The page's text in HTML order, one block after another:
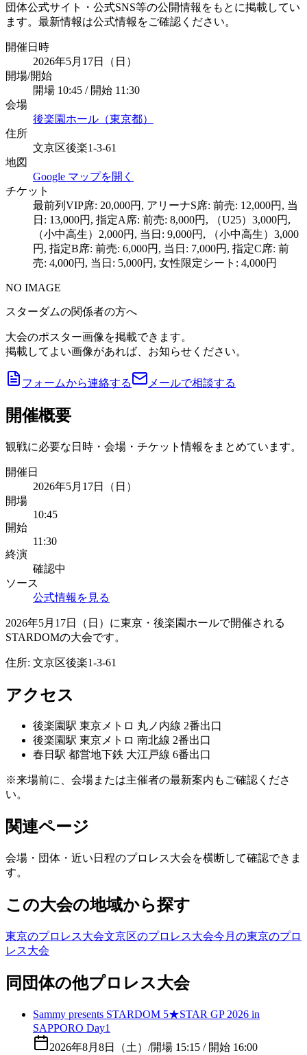
団体公式サイト・公式SNS等の公開情報をもとに掲載してい
ます。最新情報は公式情報をご確認ください。
開催日時
2026年5月17日（日）
開場/開始
開場 10:45 / 開始 11:30
会場
後楽園ホール（東京都）
住所
文京区後楽1-3-61
地図
Google マップを開く
チケット
最前列VIP席: 20,000円, アリーナS席: 前売: 12,000円, 当
日: 13,000円, 指定A席: 前売: 8,000円, （U25）3,000円,
（小中高生）2,000円, 当日: 9,000円, （小中高生）3,000
円, 指定B席: 前売: 6,000円, 当日: 7,000円, 指定C席: 前
売: 4,000円, 当日: 5,000円, 女性限定シート: 4,000円
NO IMAGE
スターダムの関係者の方へ
大会のポスター画像を掲載できます。
掲載してよい画像があれば、お知らせください。
フォームから連絡する メールで相談する
開催概要
観戦に必要な日時・会場・チケット情報をまとめています。
開催日
2026年5月17日（日）
開場
10:45
開始
11:30
終演
確認中
ソース
公式情報を見る
2026年5月17日（日）に東京・後楽園ホールで開催される
STARDOMの大会です。
住所: 文京区後楽1-3-61
アクセス
後楽園駅 東京メトロ 丸ノ内線 2番出口
後楽園駅 東京メトロ 南北線 2番出口
春日駅 都営地下鉄 大江戸線 6番出口
※来場前に、会場または主催者の最新案内もご確認くださ
い。
関連ページ
会場・団体・近い日程のプロレス大会を横断して確認できま
す。
この大会の地域から探す
東京のプロレス大会文京区のプロレス大会今月の東京のプロ
レス大会
同団体の他プロレス大会
Sammy presents STARDOM 5★STAR GP 2026 in
SAPPORO Day1
2026年8月8日（土） /開場 15:15 / 開始 16:00